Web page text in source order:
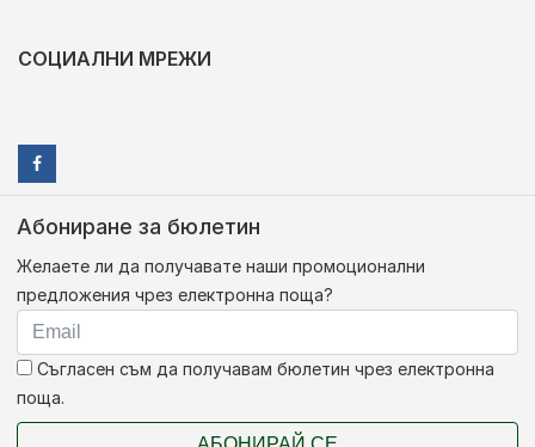
СОЦИАЛНИ МРЕЖИ
Абониране за бюлетин
Желаете ли да получавате наши промоционални
предложения чрез електронна поща?
Съгласен съм да получавам бюлетин чрез електронна
поща.